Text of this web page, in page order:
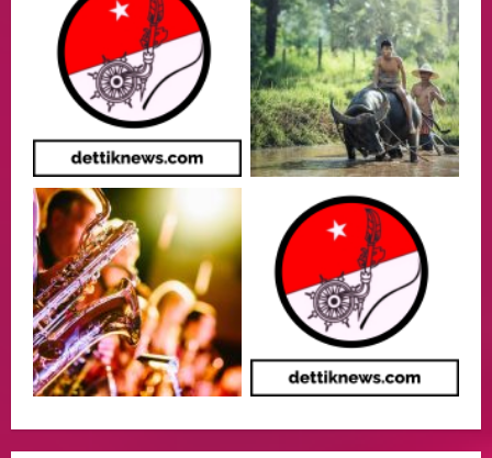
05/08/2026
3
Event
Putusan Diundur Lagi, Pernyataan
Hakim pada Sidang Sebelumnya Jadi
Sorotan
05/08/2026
4
Presiden Prabowo dan PM Thailand
Sepakat Perkuat Stabilitas ketahan
ASEAN Melalui Penguatan Kerjasama
Kedua Negara.
04/08/2026
5
Event
MA Tegaskan Sinergi dengan KY Harus
Jaga Integritas Peradilan Tanpa Ganggu